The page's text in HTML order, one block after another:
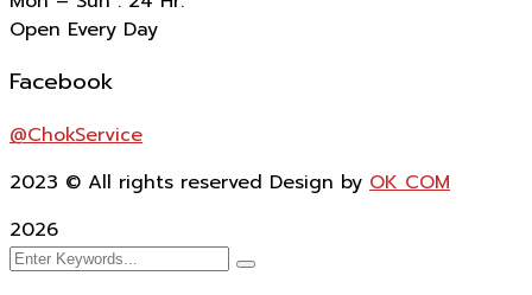
Open Every Day
Facebook
@ChokService
2023 © All rights reserved Design by OK COM
2026